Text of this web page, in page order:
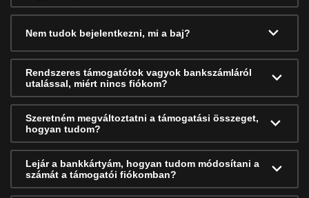
Nem tudok bejelentkezni, mi a baj?
Rendszeres támogatótok vagyok bankszámláról
utalással, miért nincs fiókom?
Szeretném megváltoztatni a támogatási összeget,
hogyan tudom?
Lejár a bankkártyám, hogyan tudom módosítani a
számát a támogatói fiókomban?